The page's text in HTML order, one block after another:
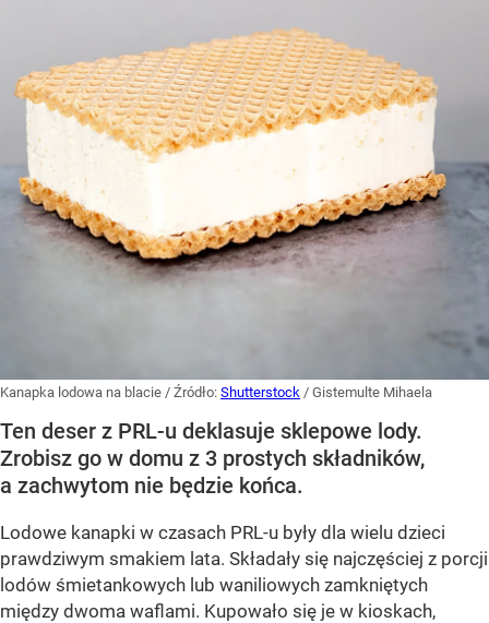
Kanapka lodowa na blacie / Źródło: Shutterstock / Gistemulte Mihaela
Ten deser z PRL-u deklasuje sklepowe lody.
Zrobisz go w domu z 3 prostych składników,
a zachwytom nie będzie końca.
Lodowe kanapki w czasach PRL-u były dla wielu dzieci
prawdziwym smakiem lata. Składały się najczęściej z porcji
lodów śmietankowych lub waniliowych zamkniętych
między dwoma waflami. Kupowało się je w kioskach,